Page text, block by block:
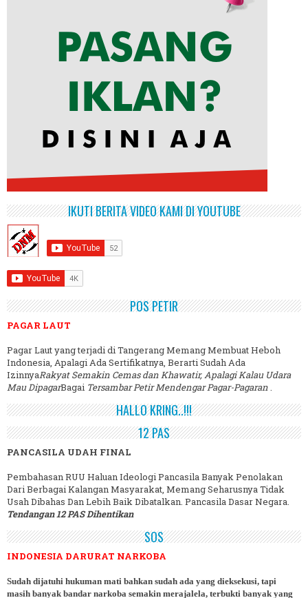
IKUTI BERITA VIDEO KAMI DI YOUTUBE
POS PETIR
PAGAR LAUT
Pagar Laut yang terjadi di Tangerang Memang Membuat Heboh
Indonesia, Apalagi Ada Sertifikatnya, Berarti Sudah Ada
IzinnyaRakyat Semakin Cemas dan Khawatir, Apalagi Kalau Udara
Mau DipagarBagai Tersambar Petir Mendengar Pagar-Pagaran
HALLO KRING..!!!
12 PAS
PANCASILA UDAH FINAL
Pembahasan RUU Haluan Ideologi Pancasila Banyak Penolakan
Dari Berbagai Kalangan Masyarakat, Memang Seharusnya Tidak
Usah Dibahas Dan Lebih Baik Dibatalkan. Pancasila Dasar Negara.
Tendangan 12 PAS Dihentikan
SOS
INDONESIA DARURAT NARKOBA
Sudah dijatuhi hukuman mati bahkan sudah ada yang dieksekusi, tapi
masih banyak bandar narkoba semakin merajalela, terbukti banyak yang